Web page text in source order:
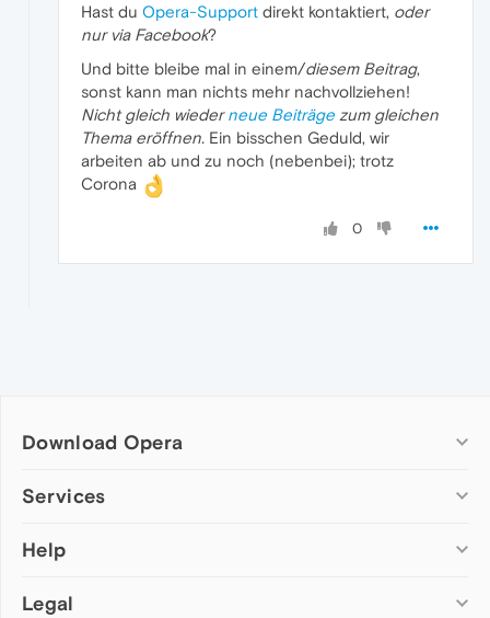
Hast du Opera-Support direkt kontaktiert, oder
nur via Facebook?
Und bitte bleibe mal in einem/diesem Beitrag,
sonst kann man nichts mehr nachvollziehen!
Nicht gleich wiederneue Beiträge zum gleichen
Thema eröffnen. Ein bisschen Geduld, wir
arbeiten ab und zu noch (nebenbei); trotz
Corona
0
Download Opera
Computer browsers
Opera for Mac
Opera beta version
Services
Add-ons
Wallpapers
Help
Help & support
Legal